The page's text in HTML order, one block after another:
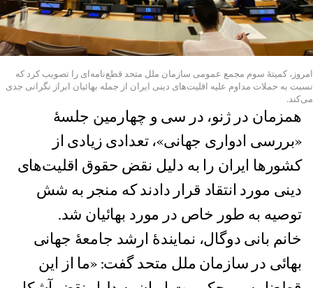
امروز، کمیتهٔ سوم مجمع عمومی سازمان ملل متحد قطع‌نامه‌ای را تصویب کرد که
نسبت به حملات مداوم علیه اقلیت‌های دینی ایران از جمله بهائیان ابراز نگرانی جدی
می‌کند.
همزمان در ژنو، در سی و چهارمین جلسهٔ
«بررسی ادواری جهانی»، تعدادی زیادی از
کشورها ایران را به دلیل نقض حقوق اقلیت‌های
دینی مورد انتقاد قرار دادند که منجر به شش
توصیه به طور خاص در مورد بهائیان شد.
خانم بانی دوگال، نمایندهٔ ارشد جامعهٔ جهانی
بهائی در سازمان ملل متحد گفت: «ما از این